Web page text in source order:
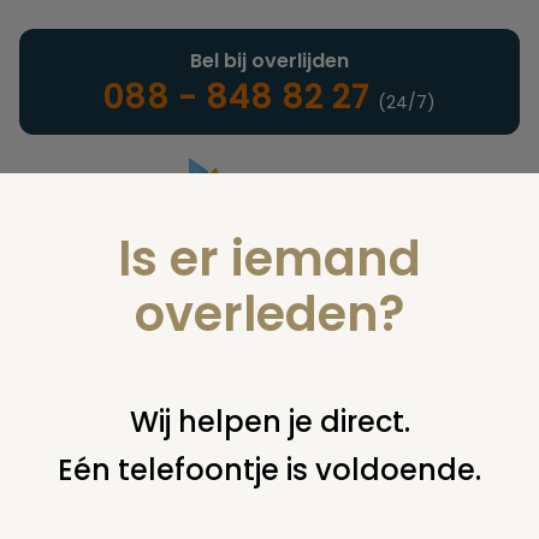
Landelijke uitvaartonderneming
Bel bij overlijden
088 - 848 82 27 (24/7)
U bent hier: home juridisch begraven grafsteen /
publicatie van persoonsgegevens? (foto's van
Is er iemand
overleden?
Wij helpen je direct.
Eén telefoontje is voldoende.